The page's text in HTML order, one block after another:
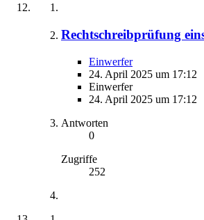
Rechtschreibprüfung
Einwerfer
24. April 2025 um 17:12
Einwerfer
24. April 2025 um 17:12
Antworten
0
Zugriffe
252